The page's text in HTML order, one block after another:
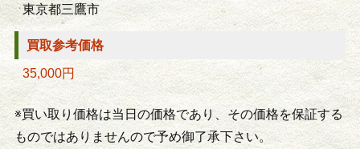
東京都三鷹市
買取参考価格
35,000円
※買い取り価格は当日の価格であり、その価格を保証する
ものではありませんので予め御了承下さい。